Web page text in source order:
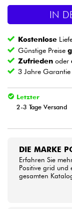
Licht
Kinder
HiFi
IN
Kostenlose
Günstige Preise
Zufrieden oder
3 Jahre Garantie
Letzter
2-3 Tage Versand
DIE MARKE
Erfahren Sie
Positive grid und
gesamten